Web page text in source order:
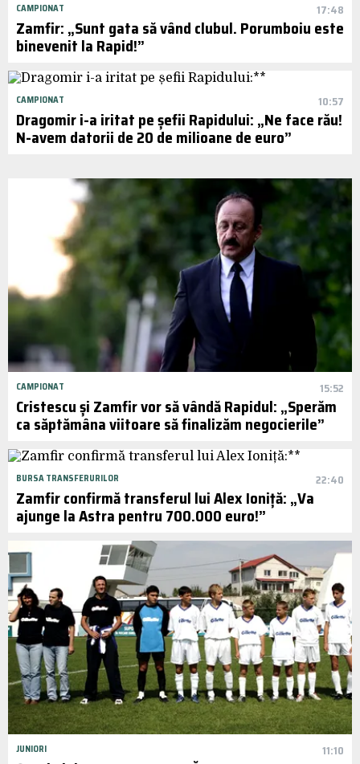
CAMPIONAT 17:48
Zamfir: „Sunt gata să vând clubul. Porumboiu este
binevenit la Rapid!”
CAMPIONAT 10:57
Dragomir i-a iritat pe șefii Rapidului: „Ne face rău!
N-avem datorii de 20 de milioane de euro”
CAMPIONAT 15:52
Cristescu și Zamfir vor să vândă Rapidul: „Sperăm
ca săptămâna viitoare să finalizăm negocierile”
BURSA TRANSFERURILOR 22:40
Zamfir confirmă transferul lui Alex Ioniță: „Va
ajunge la Astra pentru 700.000 euro!”
JUNIORI 11:10